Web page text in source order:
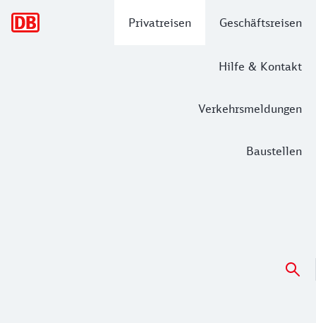
Privatreisen Geschäftsreisen
Hilfe & Kontakt
Verkehrsmeldungen
Baustellen